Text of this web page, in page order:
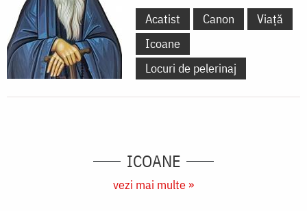
Acatist Canon
Viață
Icoane
Locuri de pelerinaj
ICOANE
vezi mai multe »